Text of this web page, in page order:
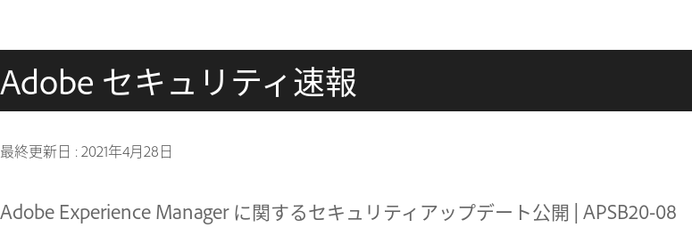
Adobe セキュリティ速報
最終更新日 :2021年4月28日
Adobe Experience Manager に関するセキュリティアップデート公開 | APSB20-08